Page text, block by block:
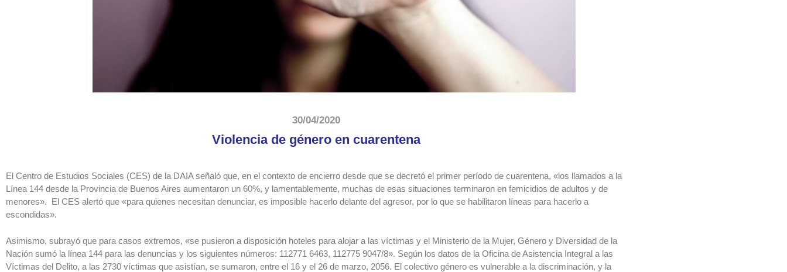
30/04/2020
Violencia de género en cuarentena
El Centro de Estudios Sociales (CES) de la DAIA señaló que, en el contexto de encierro desde que se decretó el primer período de cuarentena, «los llamados a la
Línea 144 desde la Provincia de Buenos Aires aumentaron un 60%, y lamentablemente, muchas de esas situaciones terminaron en femicidios de adultos y de
menores». El CES alertó que «para quienes necesitan denunciar, es imposible hacerlo delante del agresor, por lo que se habilitaron líneas para hacerlo a
escondidas».
Asimismo, subrayó que para casos extremos, «se pusieron a disposición hoteles para alojar a las víctimas y el Ministerio de la Mujer, Género y Diversidad de la
Nación sumó la línea 144 para las denuncias y los siguientes números: 112771 6463, 112775 9047/8». Según los datos de la Oficina de Asistencia Integral a las
Víctimas del Delito, a las 2730 víctimas que asistían, se sumaron, entre el 16 y el 26 de marzo, 2056. El colectivo género es vulnerable a la discriminación, y la